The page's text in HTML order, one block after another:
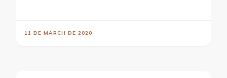
11 DE MARCH DE 2020